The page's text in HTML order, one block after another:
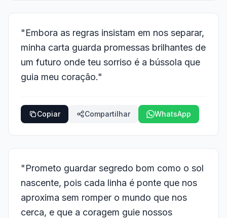
"Embora as regras insistam em nos separar,
minha carta guarda promessas brilhantes de
um futuro onde teu sorriso é a bússola que
guia meu coração."
Copiar Compartilhar WhatsApp
"Prometo guardar segredo bom como o sol
nascente, pois cada linha é ponte que nos
aproxima sem romper o mundo que nos
cerca, e que a coragem guie nossos